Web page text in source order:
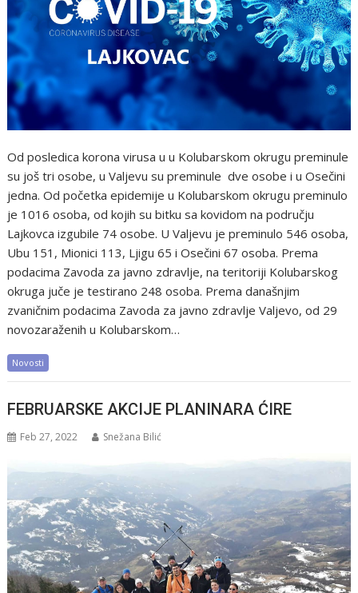
Od posledica korona virusa u u Kolubarskom okrugu preminule
su još tri osobe, u Valjevu su preminule dve osobe i u Osečini
jedna. Od početka epidemije u Kolubarskom okrugu preminulo
je 1016 osoba, od kojih su bitku sa kovidom na području
Lajkovca izgubile 74 osobe. U Valjevu je preminulo 546 osoba,
Ubu 151, Mionici 113, Ljigu 65 i Osečini 67 osoba. Prema
podacima Zavoda za javno zdravlje, na teritoriji Kolubarskog
okruga juče je testirano 248 osoba. Prema današnjim
zvaničnim podacima Zavoda za javno zdravlje Valjevo, od 29
novozaraženih u Kolubarskom…
Novosti
FEBRUARSKE AKCIJE PLANINARA ĆIRE
Feb 27, 2022 Snežana Bilić